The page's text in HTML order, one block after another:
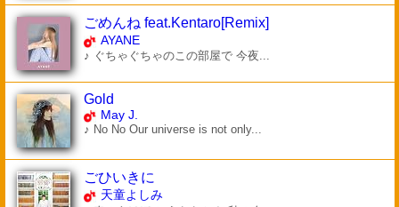
ごめんね feat.Kentaro[Remix]
AYANE
♪ ぐちゃぐちゃのこの部屋で 今夜...
Gold
May J.
♪ No No Our universe is not only...
ごひいきに
天童よしみ